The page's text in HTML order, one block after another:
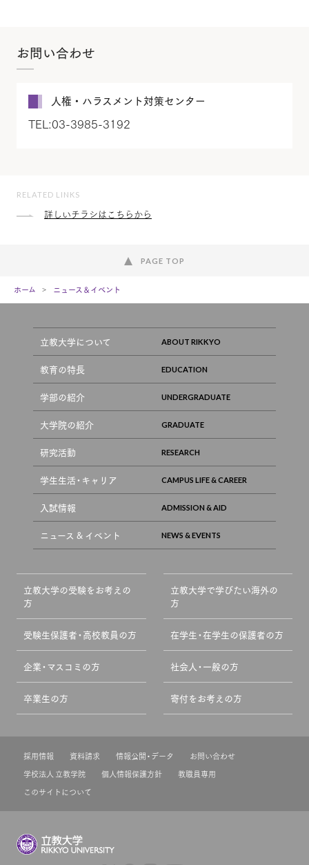
お問い合わせ
人権・ハラスメント対策センター
TEL:03-3985-3192
RELATED LINKS
詳しいチラシはこちらから
PAGE TOP
ホーム ニュース＆イベント
立教大学について
教育の特長
学部の紹介
大学院の紹介
研究活動
学生生活・キャリア
入試情報
ニュース & イベント
立教大学の受験をお考えの
方
立教大学で学びたい海外の
方
受験生保護者・高校教員の方 在学生・在学生の保護者の方
企業・マスコミの方 社会人・一般の方
卒業生の方 寄付をお考えの方
採用情報 資料請求 情報公開・データ
お問い合わせ
学校法人 立教学院
個人情報保護方針
教職員専用
このサイトについて